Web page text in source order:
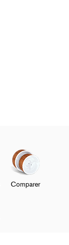
Comparer